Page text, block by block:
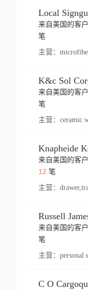
Local
来自美国的客
笔
主营：
K&c Sol
来自美国的客
笔
主营： ceramic
来自美国的客
12 笔
主营：
来自美国的客
笔
主营：
C O